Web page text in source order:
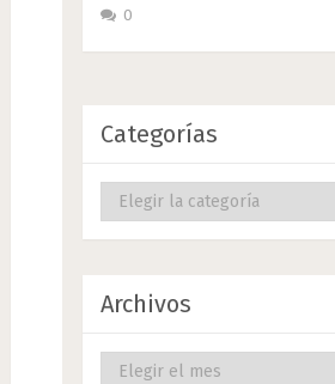
0
Categorías
Categorías
Archivos
Archivos